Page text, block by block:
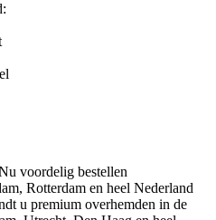
voordelig bestellen
Rotterdam en heel Nederland
u premium overhemden in de